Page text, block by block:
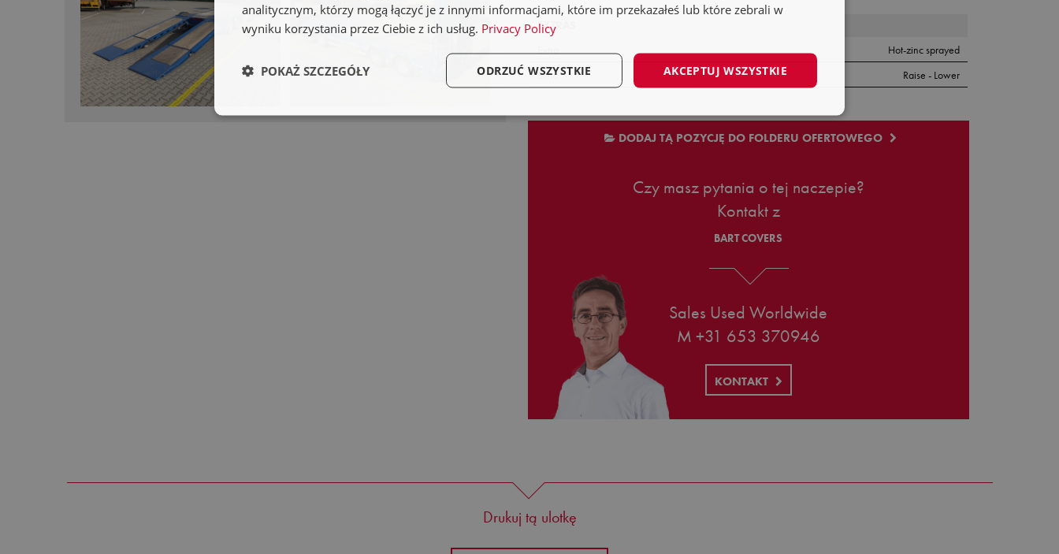
EXTRAS
Extra
Hot-zinc sprayed
Extra
Raise - Lower
DODAJ TĄ POZYCJĘ DO FOLDERU OFERTOWEGO
Czy masz pytania o tej naczepie?
Kontakt z
BART COVERS
Sales Used Worldwide
M +31 653 370946
KONTAKT
Drukuj tą ulotkę
analitycznym, którzy mogą łączyć je z innymi informacjami, które im przekazałeś lub które zebrali w
wyniku korzystania przez Ciebie z ich usług. Privacy Policy
AKCEPTUJ WSZYSTKIE
ODRZUĆ WSZYSTKIE
POKAŻ SZCZEGÓŁY